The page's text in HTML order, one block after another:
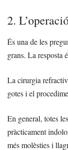
2.
És una de les
grans. La resposta
La cirurgia
gotes i el
En general, totes
pràcticament
més molèsties i